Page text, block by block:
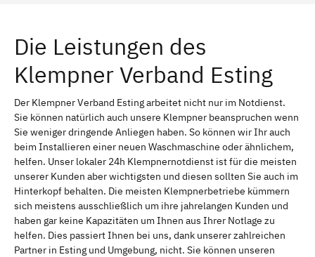
Die Leistungen des
Klempner Verband Esting
Der Klempner Verband Esting arbeitet nicht nur im Notdienst.
Sie können natürlich auch unsere Klempner beanspruchen wenn
Sie weniger dringende Anliegen haben. So können wir Ihr auch
beim Installieren einer neuen Waschmaschine oder ähnlichem,
helfen. Unser lokaler 24h Klempnernotdienst ist für die meisten
unserer Kunden aber wichtigsten und diesen sollten Sie auch im
Hinterkopf behalten. Die meisten Klempnerbetriebe kümmern
sich meistens ausschließlich um ihre jahrelangen Kunden und
haben gar keine Kapazitäten um Ihnen aus Ihrer Notlage zu
helfen. Dies passiert Ihnen bei uns, dank unserer zahlreichen
Partner in Esting und Umgebung, nicht. Sie können unseren